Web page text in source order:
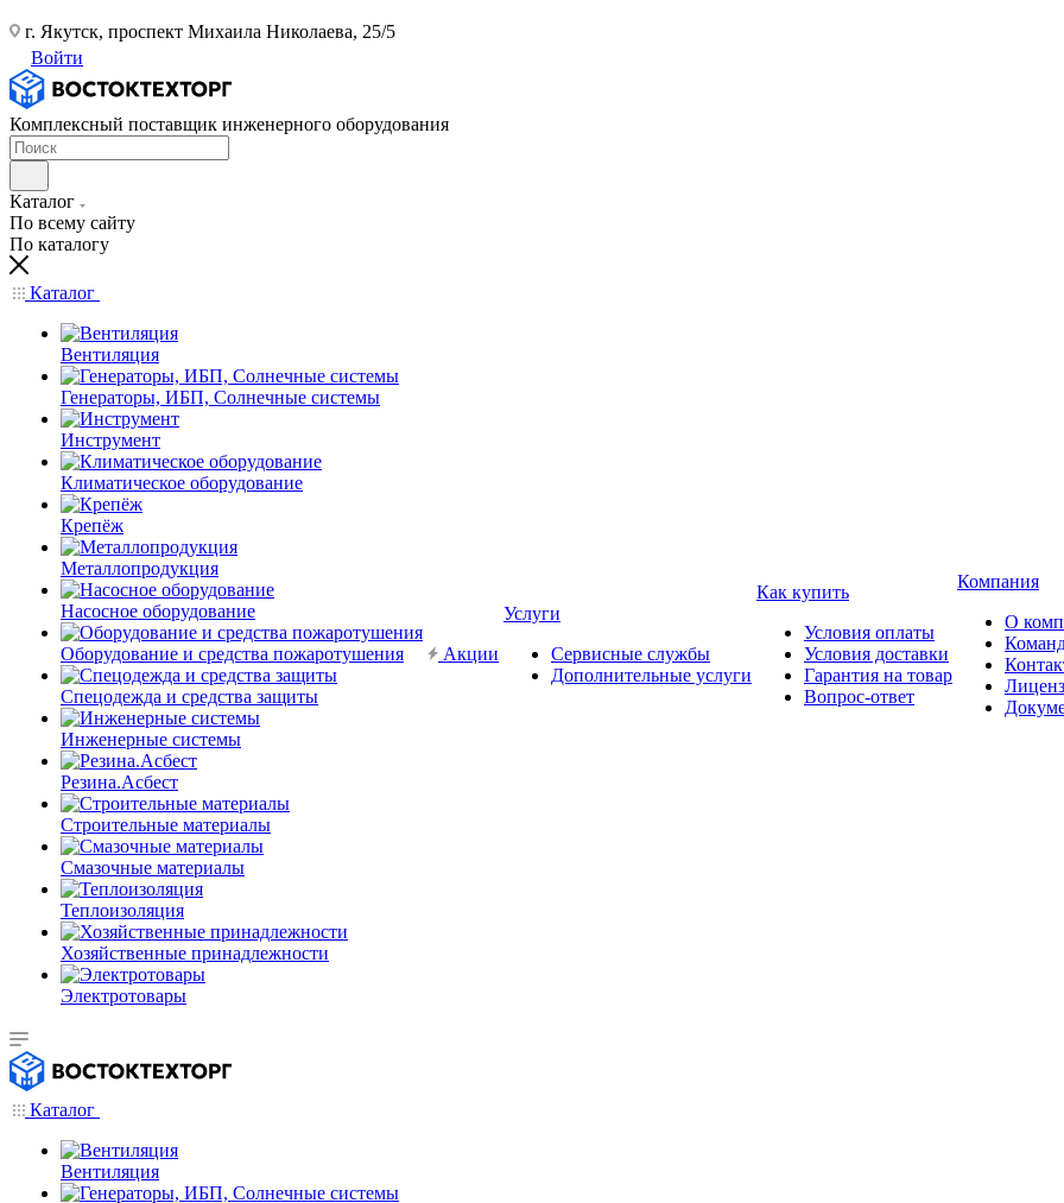
г. Якутск, проспект Михаила Николаева, 25/5
Войти
Комплексный поставщик инженерного оборудования
Каталог
По всему сайту
По каталогу
Каталог
Вентиляция
Генераторы, ИБП, Солнечные системы
Инструмент
Климатическое оборудование
Крепёж
Металлопродукция
Насосное оборудование
Оборудование и средства пожаротушения
Спецодежда и средства защиты
Инженерные системы
Резина.Асбест
Строительные материалы
Смазочные материалы
Теплоизоляция
Хозяйственные принадлежности
Электротовары
Акции
Услуги
Сервисные службы
Дополнительные услуги
Как купить
Условия оплаты
Условия доставки
Гарантия на товар
Вопрос-ответ
Компания
О
Каталог
Вентиляция